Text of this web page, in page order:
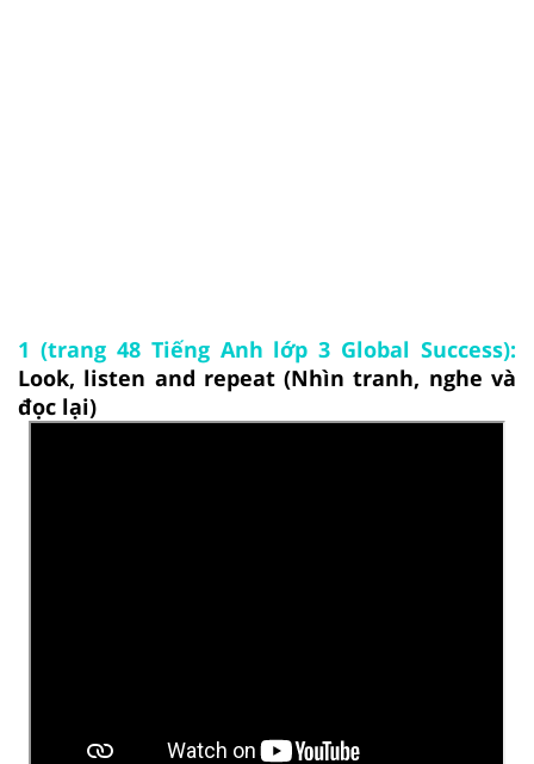
1 (trang 48 Tiếng Anh lớp 3 Global Success):
Look, listen and repeat (Nhìn tranh, nghe và
đọc lại)